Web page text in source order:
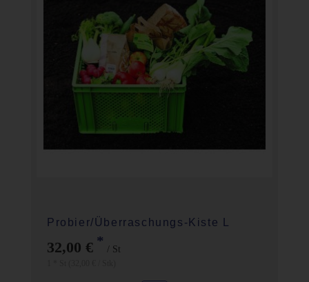
Probier/Überraschungs-Kiste L
32,00 € * / St